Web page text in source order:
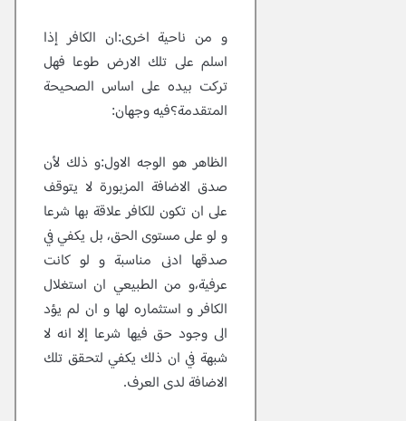
و من ناحية اخرى:ان الكافر إذا
اسلم على تلك الارض طوعا فهل
تركت بيده على اساس الصحيحة
المتقدمة؟فيه وجهان:
الظاهر هو الوجه الاول:و ذلك لأن
صدق الاضافة المزبورة لا يتوقف
على ان تكون للكافر علاقة بها شرعا
و لو على مستوى الحق، بل يكفي في
صدقها ادنى مناسبة و لو كانت
عرفية،و من الطبيعي ان استغلال
الكافر و استثماره لها و ان لم يؤد
الى وجود حق فيها شرعا إلا انه لا
شبهة في ان ذلك يكفي لتحقق تلك
الاضافة لدى العرف.